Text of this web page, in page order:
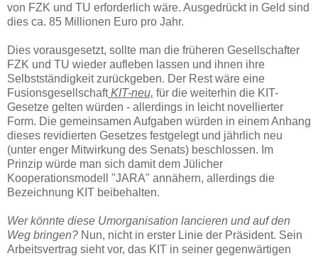
von FZK und TU erforderlich wäre. Ausgedrückt in Geld sind
dies ca. 85 Millionen Euro pro Jahr.
Dies vorausgesetzt, sollte man die früheren Gesellschafter
FZK und TU wieder aufleben lassen und ihnen ihre
Selbstständigkeit zurückgeben. Der Rest wäre eine
FusionsgesellschaftKIT-neu, für die weiterhin die KIT-
Gesetze gelten würden - allerdings in leicht novellierter
Form. Die gemeinsamen Aufgaben würden in einem Anhang
dieses revidierten Gesetzes festgelegt und jährlich neu
(unter enger Mitwirkung des Senats) beschlossen. Im
Prinzip würde man sich damit dem Jülicher
Kooperationsmodell "JARA" annähern, allerdings die
Bezeichnung KIT beibehalten.
Wer könnte diese Umorganisation lancieren und auf den
Weg bringen? Nun, nicht in erster Linie der Präsident. Sein
Arbeitsvertrag sieht vor, das KIT in seiner gegenwärtigen